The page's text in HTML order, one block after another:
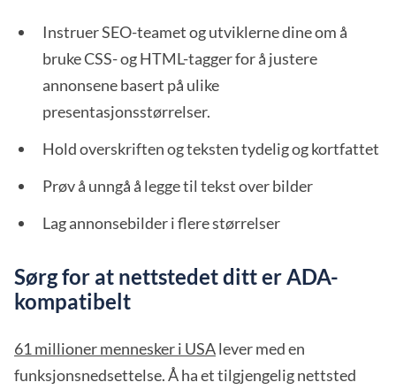
Instruer SEO-teamet og utviklerne dine om å
bruke CSS- og HTML-tagger for å justere
annonsene basert på ulike
presentasjonsstørrelser.
Hold overskriften og teksten tydelig og kortfattet
Prøv å unngå å legge til tekst over bilder
Lag annonsebilder i flere størrelser
Sørg for at nettstedet ditt er ADA-
kompatibelt
61 millioner mennesker i USAlever med en
funksjonsnedsettelse. Å ha et tilgjengelig nettsted